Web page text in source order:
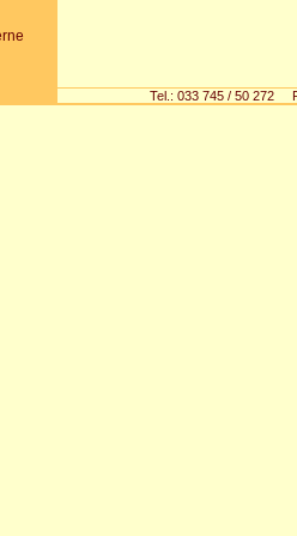
Tel.: 033 745 / 50 272